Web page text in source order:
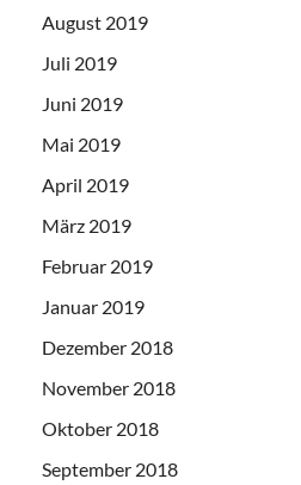
August 2019
Juli 2019
Juni 2019
Mai 2019
April 2019
März 2019
Februar 2019
Januar 2019
Dezember 2018
November 2018
Oktober 2018
September 2018